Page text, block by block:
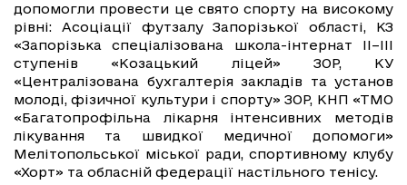
допомогли провести це свято спорту на високому
рівні: Асоціації футзалу Запорізької області, КЗ
«Запорізька спеціалізована школа-інтернат ІІ–ІІІ
ступенів «Козацький ліцей» ЗОР, КУ
«Централізована бухгалтерія закладів та установ
молоді, фізичної культури і спорту» ЗОР, КНП «ТМО
«Багатопрофільна лікарня інтенсивних методів
лікування та швидкої медичної допомоги»
Мелітопольської міської ради, спортивному клубу
«Хорт» та обласній федерації настільного тенісу.